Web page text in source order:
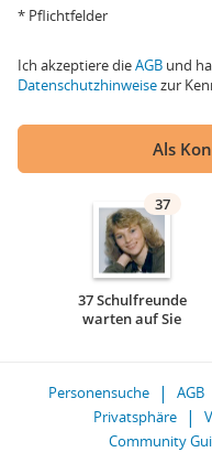
* Pflichtfelder
Ich akzeptiere dieAGB und
Datenschutzhinweisezur
Als
37
37 Schulfreunde
warten auf Sie
Personensuche AGB
Privatsphäre
Community